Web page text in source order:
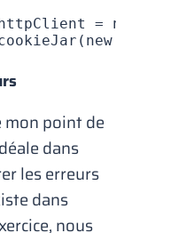
= new
( new
mon point de
dans
les erreurs
dans
nous